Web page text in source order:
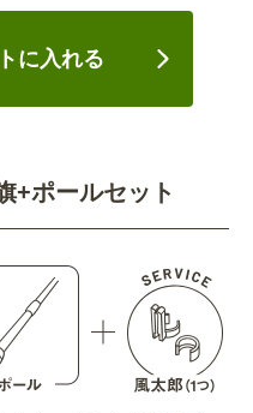
に入れる
+ポールセット